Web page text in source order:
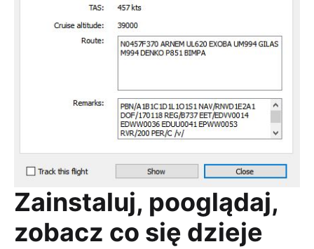
Zainstaluj, pooglądaj,
zobacz co się dzieje